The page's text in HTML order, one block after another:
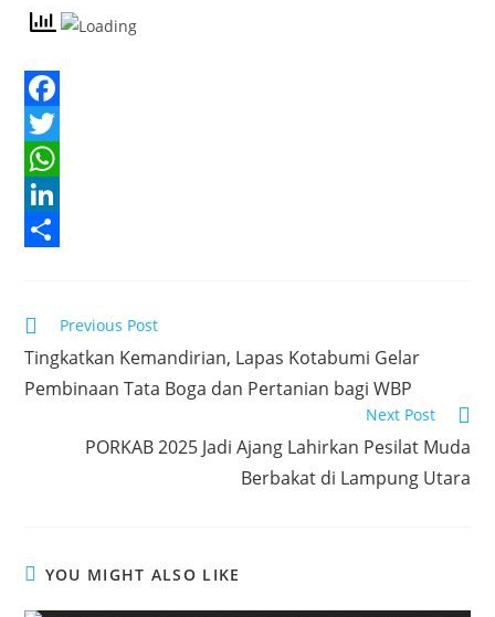
F
a
c
e
o
k
T
w
e
r
W
h
s
A
L
k
e
a
r
Read
articles
Previous Post
Tingkatkan Kemandirian, Lapas Kotabumi Gelar
Pembinaan Tata Boga dan Pertanian bagi WBP
Next Post
PORKAB 2025 Jadi Ajang Lahirkan Pesilat Muda
Berbakat di Lampung Utara
YOU MIGHT ALSO LIKE